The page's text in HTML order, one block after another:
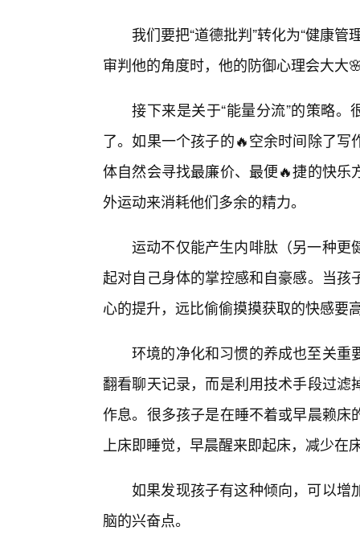
我们要把“道德批判”转化为“健康
审判他的角度时，他的防御心理会大大
接下来是关于“能量分流”的策略
了。如果一个孩子的🔥空余时间除了
体自然会寻找最廉价、最便🔥捷的快
外运动来消耗他们多余的精力。
运动不仅能产生内啡肽（另一种更
起对自己身体的掌控感和自豪感。当
心的提升，远比偷偷摸摸获取的快感要
环境的净化和习惯的养成也至关重
翻看聊天记录，而是利用技术手段过
作息。很多孩子是在睡不着或早晨赖
上床即睡觉，早晨醒来即起床，减少在
如果发现孩子有这种倾向，可以增
脑的兴奋点。